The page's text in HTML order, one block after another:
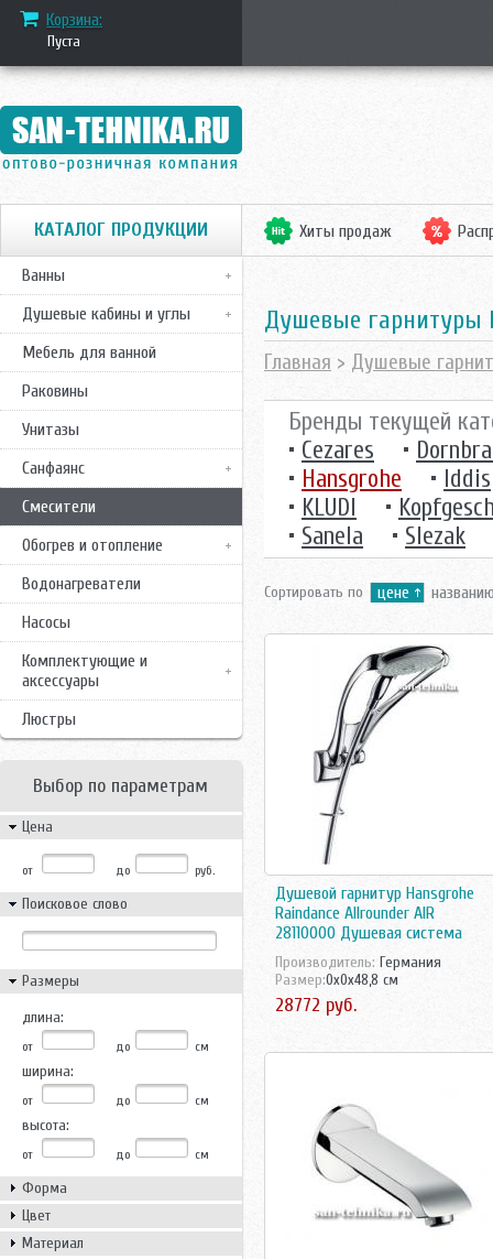
Корзина:
Пуста
КАТАЛОГ ПРОДУКЦИИ
Ванны
Душевые кабины и углы
Мебель для ванной
Раковины
Унитазы
Санфаянс
Смесители
Обогрев и отопление
Водонагреватели
Насосы
Комплектующие и
аксессуары
Люстры
Выбор по параметрам
Цена
от до руб.
Поисковое слово
Размеры
длина:
от до см
ширина:
от до см
высота:
от до см
Форма
Цвет
Материал
Хиты продаж
душевые гарнитуры
Главная > Душевые
Бренды текущей
• Cezares •
• Hansgrohe • Iddis
• KLUDI •
• Sanela • Slezak
Сортировать по цене
Душевой гарнитур Hansgrohe
Raindance Allrounder AIR
28110000 Душевая система
Производитель: Германия
Размер:0x0x48,8 см
28772 руб.